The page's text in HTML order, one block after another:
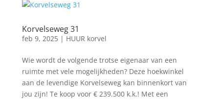
Korvelseweg 31
feb 9, 2025| HUUR korvel
Wie wordt de volgende trotse eigenaar van een
ruimte met vele mogelijkheden? Deze hoekwinkel
aan de levendige Korvelseweg kan binnenkort van
jou zijn! Te koop voor € 239.500 k.k.! Met een